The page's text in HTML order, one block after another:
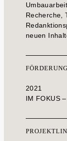
Recherche,
neuen
FÖRDERUNG
2021
IM FOKUS